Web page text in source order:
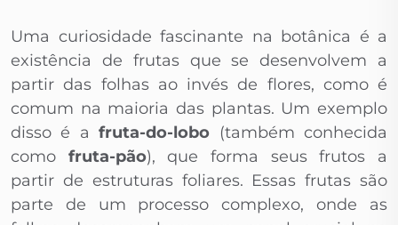
Uma curiosidade fascinante na botânica é a
existência de frutas que se desenvolvem a
partir das folhas ao invés de flores, como é
comum na maioria das plantas. Um exemplo
disso é afruta-do-lobo (também conhecida
como fruta-pão), que forma seus frutos a
partir de estruturas foliares. Essas frutas são
parte de um processo complexo, onde as